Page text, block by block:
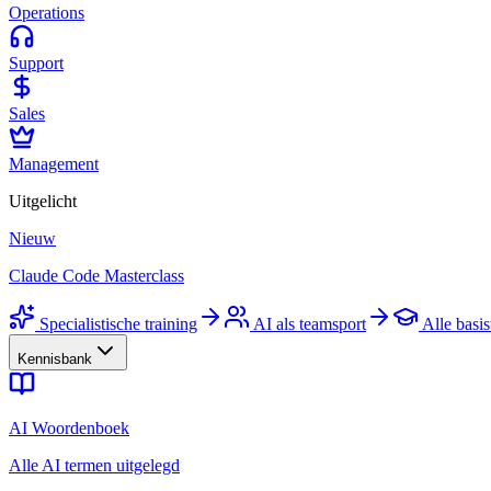
Operations
Support
Sales
Management
Uitgelicht
Nieuw
Claude Code Masterclass
Specialistische training AI als teamsport Alle
Kennisbank
AI Woordenboek
Alle AI termen uitgelegd